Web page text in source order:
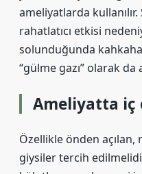
ameliyatlarda
rahatlatıcı etkisi
solunduğunda
“gülme gazı” olarak da
Ameliyatta iç
Özellikle önden
giysiler tercih